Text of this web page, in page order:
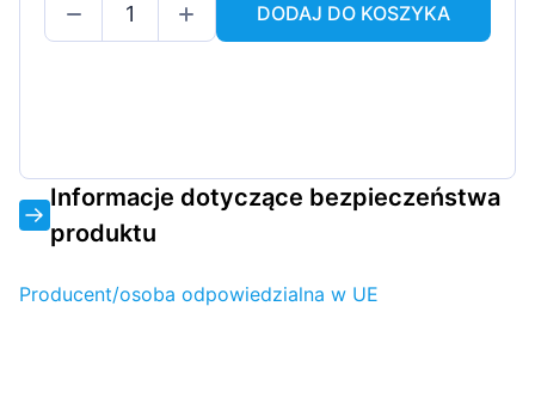
DODAJ DO KOSZYKA
Informacje dotyczące bezpieczeństwa
produktu
Producent/osoba odpowiedzialna w UE